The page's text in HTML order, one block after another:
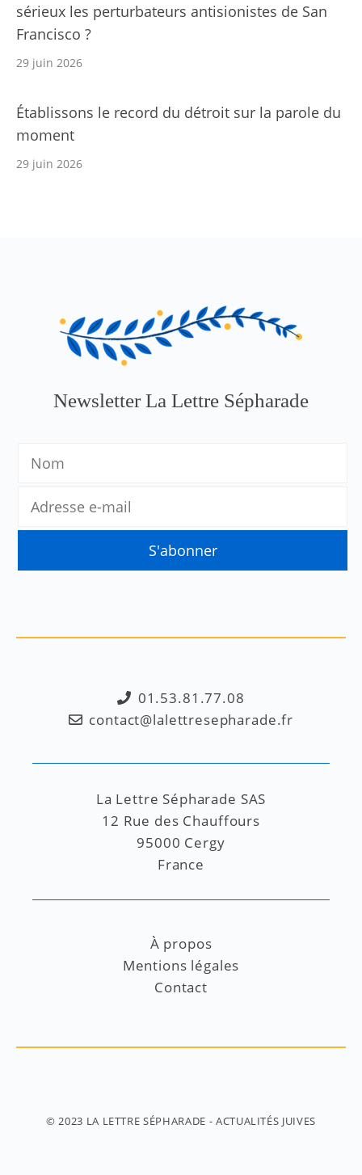
sérieux les perturbateurs antisionistes de San
Francisco ?
29 juin 2026
Établissons le record du détroit sur la parole du
moment
29 juin 2026
Newsletter La Lettre Sépharade
01.53.81.77.08
contact@lalettresepharade.fr
La Lettre Sépharade SAS
12 Rue des Chauffours
95000 Cergy
France
À propos
Mentions légales
Contact
© 2023 LA LETTRE SÉPHARADE - ACTUALITÉS JUIVES